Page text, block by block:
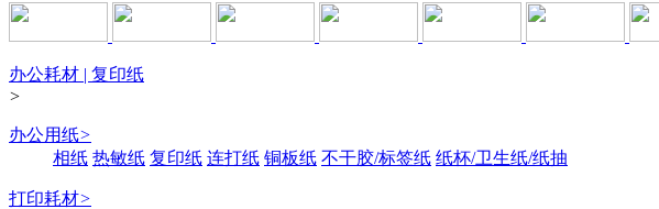
办公耗材 | 复印纸
>
办公用纸>
相纸 热敏纸 复印纸 连打纸 铜板纸 不干胶/标签纸 纸杯/卫生纸/纸抽
打印耗材>